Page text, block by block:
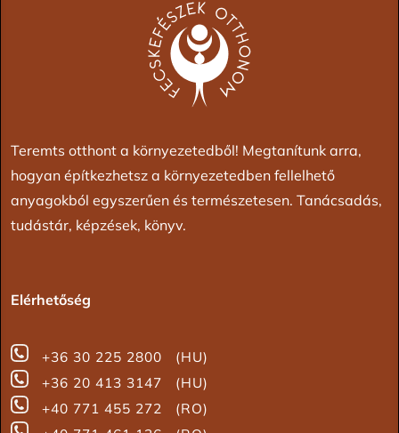
Teremts otthont a környezetedből! Megtanítunk arra,
hogyan építkezhetsz a környezetedben fellelhető
anyagokból egyszerűen és természetesen. Tanácsadás,
tudástár, képzések, könyv.
Elérhetőség
+36 30 225 2800 (HU)
+36 20 413 3147 (HU)
+40 771 455 272 (RO)